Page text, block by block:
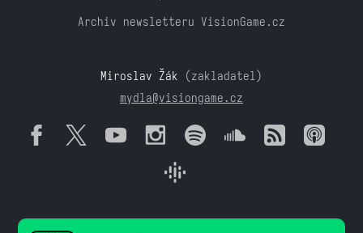
Archiv newsletteru VisionGame.cz
Miroslav Žák (zakladatel)
mydla@visiongame.cz